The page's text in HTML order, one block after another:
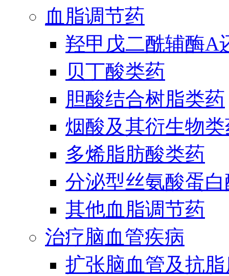
血脂调节药
羟甲戊二酰辅酶A
贝丁酸类药
胆酸结合树脂类药
烟酸及其衍生物
多烯脂肪酸类药
分泌型丝氨酸蛋
其他血脂调节药
治疗脑血管疾病
扩张脑血管及抗